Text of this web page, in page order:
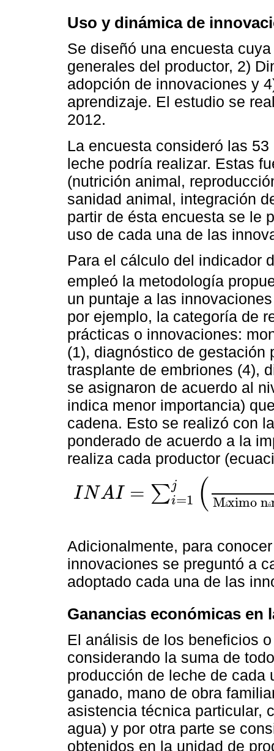
Uso y dinámica de
Se diseñó una encuesta
generales del productor, 2)
adopción de innovaciones y
aprendizaje. El estudio se
2012.
La encuesta consideró las
leche podría realizar. Estas
(nutrición animal,
sanidad animal, integración
partir de ésta encuesta se le
uso de cada una de las
Para el cálculo del indicador
empleó la metodología
un puntaje a las
por ejemplo, la categoría de
prácticas o innovaciones:
(1), diagnóstico de gestación
trasplante de embriones (4),
se asignaron de acuerdo al
indica menor importancia)
cadena. Esto se realizó con
ponderado de acuerdo a la
realiza cada productor
INAI = ∑j
i=1 ( Máximo nú
IN AI =∑ i=1jInnovaciones realizadas por el productor
Adicionalmente, para
innovaciones se preguntó a
adoptado cada una de las
Ganancias económicas en
El análisis de los beneficios
considerando la suma de
producción de leche de cada
ganado, mano de obra
asistencia técnica particular,
agua) y por otra parte se
obtenidos en la unidad de